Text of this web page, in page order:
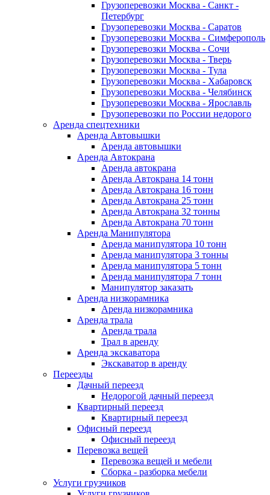
Грузоперевозки Москва - Санкт -
Петербург
Грузоперевозки Москва - Саратов
Грузоперевозки Москва - Симферополь
Грузоперевозки Москва - Сочи
Грузоперевозки Москва - Тверь
Грузоперевозки Москва - Тула
Грузоперевозки Москва - Хабаровск
Грузоперевозки Москва - Челябинск
Грузоперевозки Москва - Ярославль
Грузоперевозки по России недорого
Аренда спецтехники
Аренда Автовышки
Аренда автовышки
Аренда Автокрана
Аренда автокрана
Аренда Автокрана 14 тонн
Аренда Автокрана 16 тонн
Аренда Автокрана 25 тонн
Аренда Автокрана 32 тонны
Аренда Автокрана 70 тонн
Аренда Манипулятора
Аренда манипулятора 10 тонн
Аренда манипулятора 3 тонны
Аренда манипулятора 5 тонн
Аренда манипулятора 7 тонн
Манипулятор заказать
Аренда низкорамника
Аренда низкорамника
Аренда трала
Аренда трала
Трал в аренду
Аренда экскаватора
Экскаватор в аренду
Переезды
Дачный переезд
Недорогой дачный переезд
Квартирный переезд
Квартирный переезд
Офисный переезд
Офисный переезд
Перевозка вещей
Перевозка вещей и мебели
Сборка - разборка мебели
Услуги грузчиков